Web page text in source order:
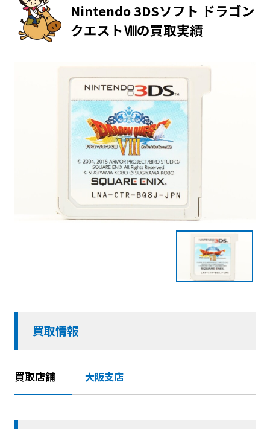
Nintendo 3DSソフト ドラゴン
クエストⅧの買取実績
買取情報
買取店舗 大阪支店